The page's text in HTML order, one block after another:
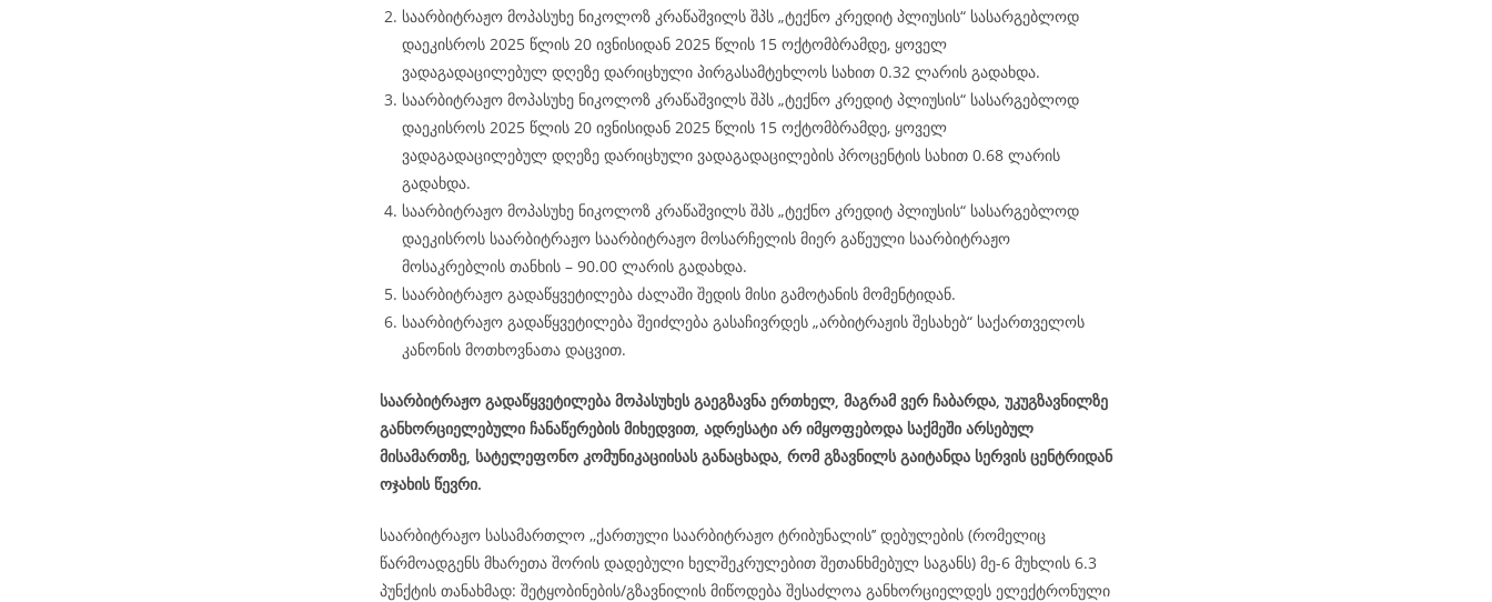
საარბიტრაჟო მოპასუხე ნიკოლოზ კრაწაშვილს შპს „ტექნო კრედიტ პლიუსის“ სასარგებლოდ
დაეკისროს 2025 წლის 20 ივნისიდან 2025 წლის 15 ოქტომბრამდე, ყოველ
ვადაგადაცილებულ დღეზე დარიცხული პირგასამტეხლოს სახით 0.32 ლარის გადახდა.
საარბიტრაჟო მოპასუხე ნიკოლოზ კრაწაშვილს შპს „ტექნო კრედიტ პლიუსის“ სასარგებლოდ
დაეკისროს 2025 წლის 20 ივნისიდან 2025 წლის 15 ოქტომბრამდე, ყოველ
ვადაგადაცილებულ დღეზე დარიცხული ვადაგადაცილების პროცენტის სახით 0.68 ლარის
გადახდა.
საარბიტრაჟო მოპასუხე ნიკოლოზ კრაწაშვილს შპს „ტექნო კრედიტ პლიუსის“ სასარგებლოდ
დაეკისროს საარბიტრაჟო საარბიტრაჟო მოსარჩელის მიერ გაწეული საარბიტრაჟო
მოსაკრებლის თანხის – 90.00 ლარის გადახდა.
საარბიტრაჟო გადაწყვეტილება ძალაში შედის მისი გამოტანის მომენტიდან.
საარბიტრაჟო გადაწყვეტილება შეიძლება გასაჩივრდეს „არბიტრაჟის შესახებ“ საქართველოს
კანონის მოთხოვნათა დაცვით.
საარბიტრაჟო გადაწყვეტილება მოპასუხეს გაეგზავნა ერთხელ, მაგრამ ვერ ჩაბარდა, უკუგზავნილზე
განხორციელებული ჩანაწერების მიხედვით, ადრესატი არ იმყოფებოდა საქმეში არსებულ
მისამართზე, სატელეფონო კომუნიკაციისას განაცხადა, რომ გზავნილს გაიტანდა სერვის ცენტრიდან
ოჯახის წევრი.
საარბიტრაჟო სასამართლო ,,ქართული საარბიტრაჟო ტრიბუნალის’’ დებულების (რომელიც
წარმოადგენს მხარეთა შორის დადებული ხელშეკრულებით შეთანხმებულ საგანს) მე-6 მუხლის 6.3
პუნქტის თანახმად: შეტყობინების/გზავნილის მიწოდება შესაძლოა განხორციელდეს ელექტრონული